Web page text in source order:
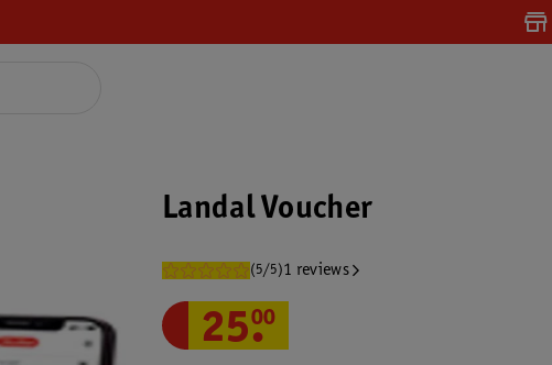
Landal Voucher
(5/5)1 reviews
25.
00